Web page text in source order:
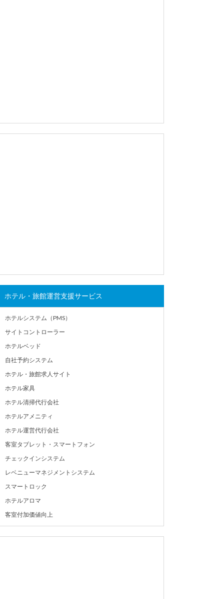
ホテル・旅館運営支援サービス
ホテルシステム（PMS）
サイトコントローラー
ホテルベッド
自社予約システム
ホテル・旅館求人サイト
ホテル家具
ホテル清掃代行会社
ホテルアメニティ
ホテル運営代行会社
客室タブレット・スマートフォン
チェックインシステム
レベニューマネジメントシステム
スマートロック
ホテルアロマ
客室付加価値向上